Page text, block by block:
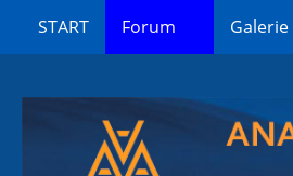
START Forum Galerie